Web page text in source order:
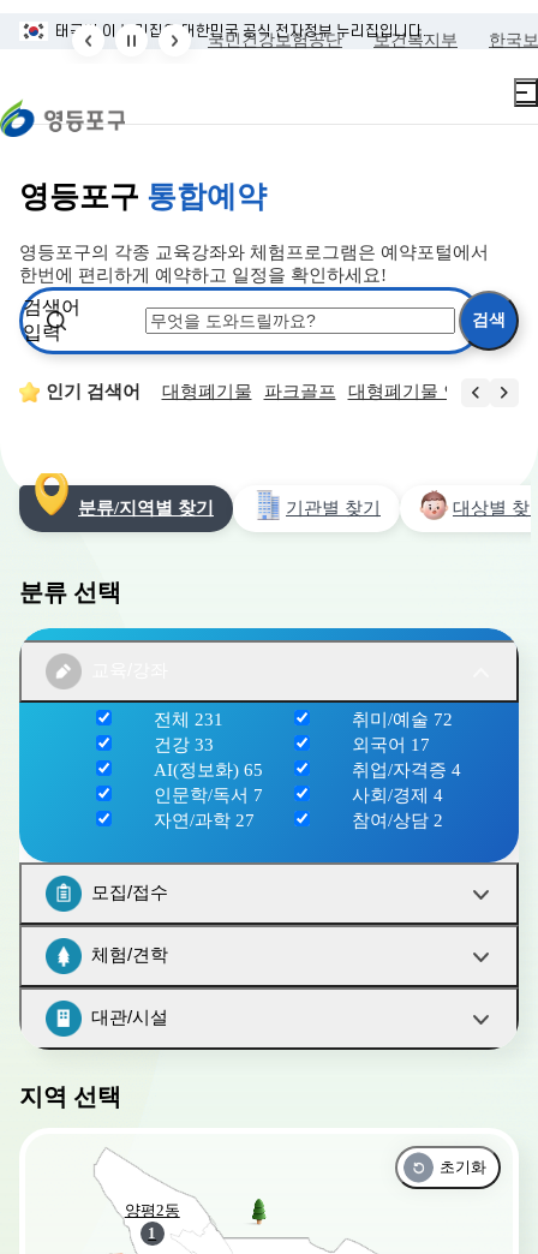
태극기 이 누리집은 대한민국 공식 전자정부 누리집입니다.
영등포구 통합예약
영등포구의 각종 교육강좌와 체험프로그램은 예약포털에서
한번에 편리하게 예약하고 일정을 확인하세요!
검색어
입력
인기 검색어
소 토지거래허가 대형폐기물 파크골프 대형폐기물 인터넷 접수
분류/지역별 찾기 기관별 찾기 대상별 찾
분류 선택
전체 231 취미/예술 72
건강 33 외국어 17
AI(정보화) 65 취업/자격증 4
인문학/독서 7 사회/경제 4
자연/과학 27 참여/상담 2
모집/접수
체험/견학
대관/시설
지역 선택
양평2동
1
초기화
방협회 금연두드림 국민건강보험공단 보건복지부 한국